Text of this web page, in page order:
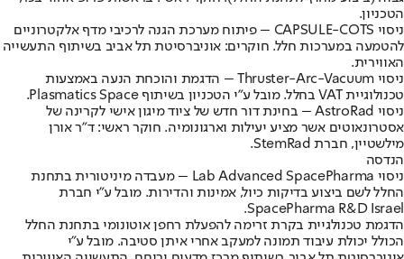
הטכניון.
ניסוי CAPSULE-COTS – פיתוח מערכת הגנה לרכיבי מדף אלקטרוניים
להטמעה במערכות חלל. חוקרים: אוניברסיטת תל אביב בשיתוף התעשייה
האווירית.
ניסוי Thruster-Arc-Vacuum – הדגמת והוכחת הנעה באמצעות
טכנולוגיית VAT בחלל. מובל ע"י הטכניון בשיתוף Plasmatics Space.
ניסוי AstroRad – בחינת דור חדש של ציוד מיגון אישי לקרינה של
אסטרונאוטים אשר מציע יעילות וארגונומיה. חוקר ראשי: ד"ר אורן
מילשטיין, חברת StemRad.
הנדסה
ניסוי Lab Advanced SpacePharma – מעבדה מיניטורית בתחנת
החלל לשם ביצוע בדיקות כיול, אמינות והדירות. מובל ע"י חברת
SpacePharma R&D Israel.
הדגמת טכנולגיית בקרת זרימה להפעלת רחפן אוטונומי בתחנת החלל
הכולל יכולת עיבוד תמונה למעקב אחרי איתן סטיבה. מובל ע"י